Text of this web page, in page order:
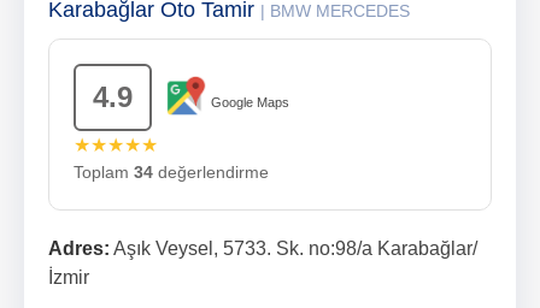
Karabağlar Oto Tamir | BMW MERCEDES
4.9 Google Maps
★★★★★
Toplam 34 değerlendirme
Adres: Aşık Veysel, 5733. Sk. no:98/a Karabağlar/
İzmir